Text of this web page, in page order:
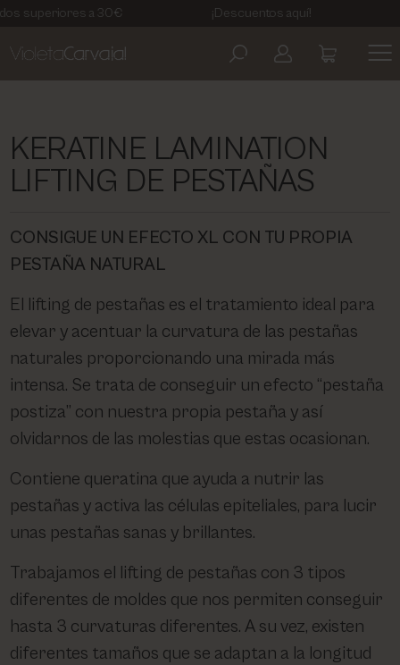
a 30€ ¡Descuentos aquí!
KERATINE LAMINATION
LIFTING DE PESTAÑAS
CONSIGUE UN EFECTO XL CON TU PROPIA
PESTAÑA NATURAL
El lifting de pestañas es el tratamiento ideal para
elevar y acentuar la curvatura de las pestañas
naturales proporcionando una mirada más
intensa. Se trata de conseguir un efecto “pestaña
postiza” con nuestra propia pestaña y así
olvidarnos de las molestias que estas ocasionan.
Contiene queratina que ayuda a nutrir las
pestañas y activa las células epiteliales, para lucir
unas pestañas sanas y brillantes.
Trabajamos el lifting de pestañas con 3 tipos
diferentes de moldes que nos permiten conseguir
hasta 3 curvaturas diferentes. A su vez, existen
diferentes tamaños que se adaptan a la longitud
COSMETIC LEVEL
EBERLIN BIOCOSMETICS
KELAYA
MASGLO
MESOESTETIC
PHARM FOOT
VICTORIA VYNN
POLÍTICA DE PRIVACIDAD
TÉRMINOS Y CONDICIONES
POLÍTICA DE COOKIES